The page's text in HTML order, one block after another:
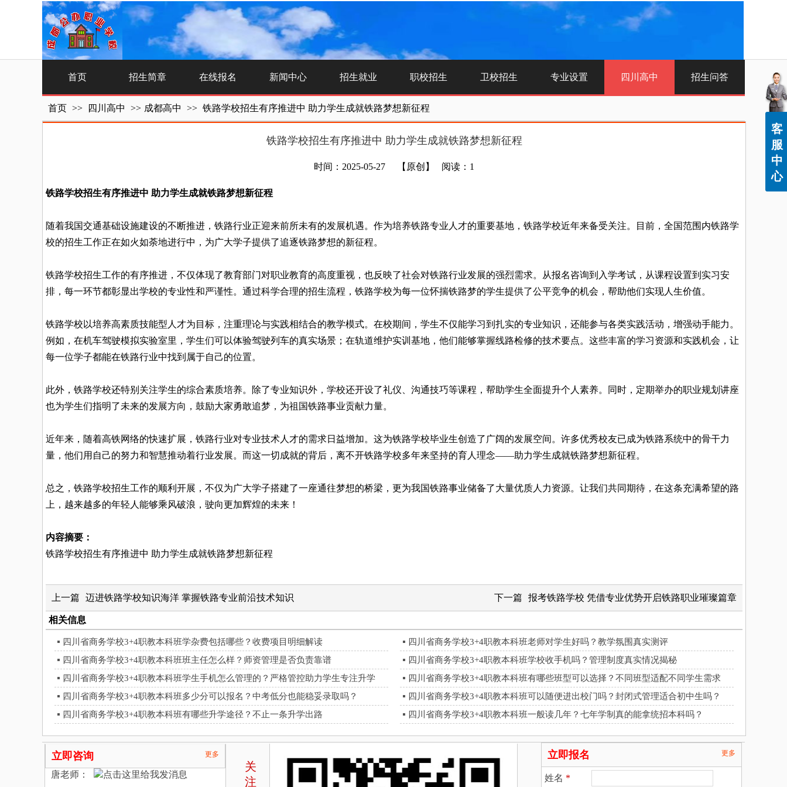
首页 招生简章 在线报名 新闻中心 招生就业 职校招生 卫校招生 专业设置 四川高中 招生问答
首页 >> 四川高中 >> 成都高中 >> 铁路学校招生有序推进中 助力学生成就铁路梦想新征程
铁路学校招生有序推进中 助力学生成就铁路梦想新征程
时间：2025-05-27 【原创】 阅读：1
铁路学校招生有序推进中 助力学生成就铁路梦想新征程
随着我国交通基础设施建设的不断推进，铁路行业正迎来前所未有的发展机遇。作为培养铁路专业人才的重要基地，铁路学校近年来备受关注。目前，全国范围内铁路学
校的招生工作正在如火如荼地进行中，为广大学子提供了追逐铁路梦想的新征程。
铁路学校招生工作的有序推进，不仅体现了教育部门对职业教育的高度重视，也反映了社会对铁路行业发展的强烈需求。从报名咨询到入学考试，从课程设置到实习安
排，每一环节都彰显出学校的专业性和严谨性。通过科学合理的招生流程，铁路学校为每一位怀揣铁路梦的学生提供了公平竞争的机会，帮助他们实现人生价值。
铁路学校以培养高素质技能型人才为目标，注重理论与实践相结合的教学模式。在校期间，学生不仅能学习到扎实的专业知识，还能参与各类实践活动，增强动手能力。
例如，在机车驾驶模拟实验室里，学生们可以体验驾驶列车的真实场景；在轨道维护实训基地，他们能够掌握线路检修的技术要点。这些丰富的学习资源和实践机会，让
每一位学子都能在铁路行业中找到属于自己的位置。
此外，铁路学校还特别关注学生的综合素质培养。除了专业知识外，学校还开设了礼仪、沟通技巧等课程，帮助学生全面提升个人素养。同时，定期举办的职业规划讲座
也为学生们指明了未来的发展方向，鼓励大家勇敢追梦，为祖国铁路事业贡献力量。
近年来，随着高铁网络的快速扩展，铁路行业对专业技术人才的需求日益增加。这为铁路学校毕业生创造了广阔的发展空间。许多优秀校友已成为铁路系统中的骨干力
量，他们用自己的努力和智慧推动着行业发展。而这一切成就的背后，离不开铁路学校多年来坚持的育人理念——助力学生成就铁路梦想新征程。
总之，铁路学校招生工作的顺利开展，不仅为广大学子搭建了一座通往梦想的桥梁，更为我国铁路事业储备了大量优质人力资源。让我们共同期待，在这条充满希望的路
上，越来越多的年轻人能够乘风破浪，驶向更加辉煌的未来！
内容摘要：
铁路学校招生有序推进中 助力学生成就铁路梦想新征程
上一篇 迈进铁路学校知识海洋 掌握铁路专业前沿技术知识 下一篇 报考铁路学校 凭借专业优势开启铁路职业璀璨篇章
相关信息
四川省商务学校3+4职教本科班学杂费包括哪些？收费项目明细解读
四川省商务学校3+4职教本科班老师对学生好吗？教学氛围真实测评
四川省商务学校3+4职教本科班班主任怎么样？师资管理是否负责靠谱
四川省商务学校3+4职教本科班学校收手机吗？管理制度真实情况揭秘
四川省商务学校3+4职教本科班学生手机怎么管理的？严格管控助力学生专注升学
四川省商务学校3+4职教本科班有哪些班型可以选择？不同班型适配不同学生需求
四川省商务学校3+4职教本科班多少分可以报名？中考低分也能稳妥录取吗？
四川省商务学校3+4职教本科班可以随便进出校门吗？封闭式管理适合初中生吗？
四川省商务学校3+4职教本科班有哪些升学途径？不止一条升学出路
四川省商务学校3+4职教本科班一般读几年？七年学制真的能拿统招本科吗？
立即咨询 更多
唐老师：
立即报名 更多
姓名 *
关
注
客
服
中
心